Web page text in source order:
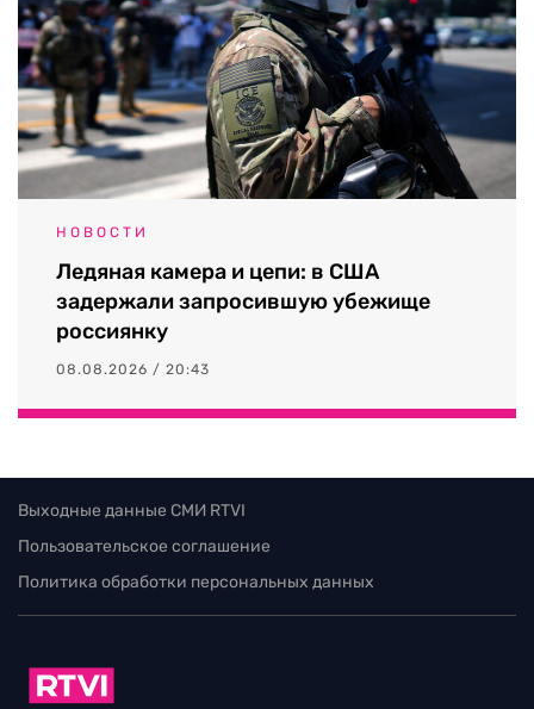
НОВОСТИ
Ледяная камера и цепи: в США
задержали запросившую убежище
россиянку
08.08.2026 / 20:43
Выходные данные СМИ RTVI
Пользовательское соглашение
Политика обработки персональных данных